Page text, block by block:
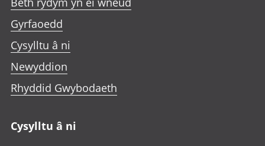
Gyrfaoedd
Cysylltu â ni
Newyddion
Rhyddid Gwybodaeth
Cysylltu â ni